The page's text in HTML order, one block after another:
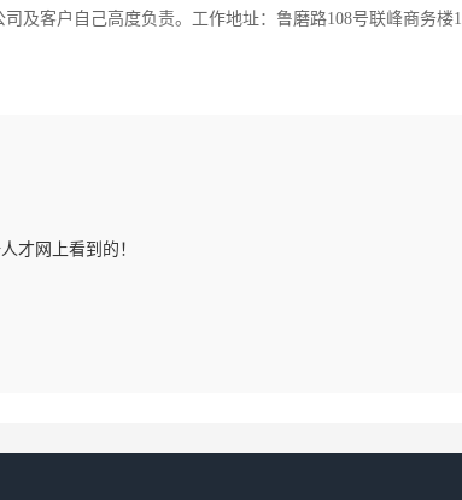
及客户自己高度负责。工作地址：鲁磨路108号联峰商务楼
才网上看到的！